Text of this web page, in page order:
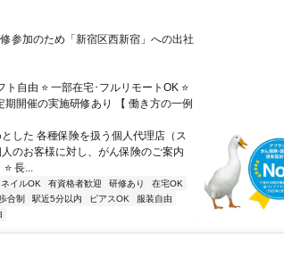
加のため「新宿区西新宿」への出社
自由 ⭐ 一部在宅･フルリモートOK ⭐
開催の実施研修あり 【 働き方の一例
した 各種保険を扱う個人代理店（ス
のお客様に対し、がん保険のご案内
長...
ネイルOK 有資格者歓迎 研修あり
在宅OK
合制 駅近5分以内 ピアスOK
服装自由